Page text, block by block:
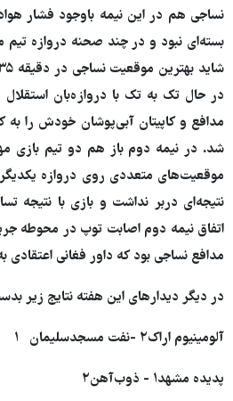
نساجی هم در این نیمه باوجود فشار
بسته‌ای نبود و در چند صحنه دروازه تیم
در حال تک به تک با دروازه‌بان
مدافع و کاپیتان آبی‌پوشان خودش را به
شد. در نیمه دوم باز هم دو تیم بازی
موقعیت‌های متعددی روی دروازه
نتیجه‌ای دربر نداشت و بازی با نتیجه
اتفاق نیمه دوم اصابت توپ در محوطه
مدافع نساجی بود که داور فغانی اعتقادی
در دیگر دیدارهای این هفته نتایج زیر
آلومینیوم اراک۲ -نفت‌ مسجدسلیمان ۱
پدیده مشهد۱ - ذوب‌آهن۲